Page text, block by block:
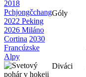
2018
Pchjongčchang
2022 Peking
2026 Miláno
Cortina 2030
Francúzske
Alpy
Góly
Diváci